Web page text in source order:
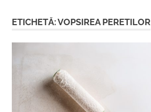
ETICHETĂ:VOPSIREA PERETILOR